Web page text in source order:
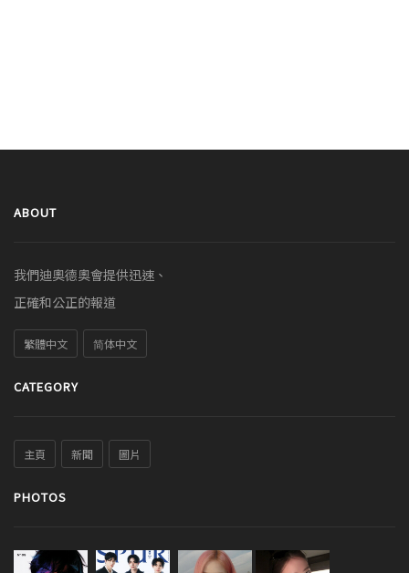
ABOUT
我們迪奧德奧會提供迅速、
正確和公正的報道
繁體中文 简体中文
CATEGORY
主頁 新聞 圖片
PHOTOS